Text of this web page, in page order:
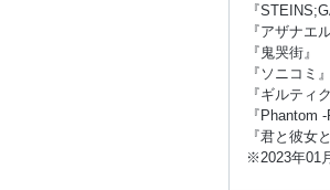
『
『アザナエル
『鬼哭街』
『ソニコミ』
『ギルティ
『Phantom
『君と彼女
※2023年01